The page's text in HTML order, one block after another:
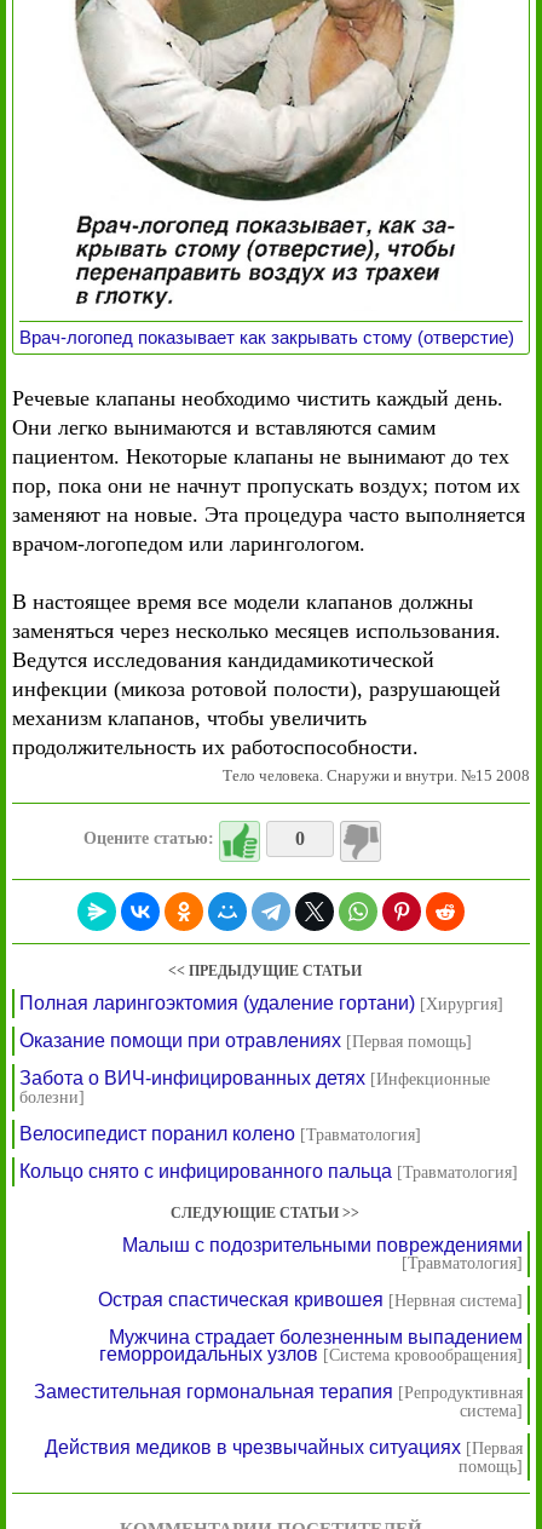
Врач-логопед показывает как закрывать стому (отверстие)
Речевые клапаны необходимо чистить каждый день.
Они легко вынимаются и вставляются самим
пациентом. Некоторые клапаны не вынимают до тех
пор, пока они не начнут пропускать воздух; потом их
заменяют на новые. Эта процедура часто выполняется
врачом-логопедом или ларингологом.
В настоящее время все модели клапанов должны
заменяться через несколько месяцев использования.
Ведутся исследования кандидамикотической
инфекции (микоза ротовой полости), разрушающей
механизм клапанов, чтобы увеличить
продолжительность их работоспособности.
Тело человека. Снаружи и внутри. №15 2008
Оцените статью: 0
<< ПРЕДЫДУЩИЕ СТАТЬИ
Полная ларингоэктомия (удаление гортани) [Хирургия]
Оказание помощи при отравлениях [Первая помощь]
Забота о ВИЧ-инфицированных детях [Инфекционные
болезни]
Велосипедист поранил колено [Травматология]
Кольцо снято с инфицированного пальца [Травматология]
СЛЕДУЮЩИЕ СТАТЬИ >>
Малыш с подозрительными повреждениями
[Травматология]
Острая спастическая кривошея [Нервная система]
Мужчина страдает болезненным выпадением
геморроидальных узлов [Система кровообращения]
Заместительная гормональная терапия [Репродуктивная
система]
Действия медиков в чрезвычайных ситуациях [Первая
помощь]